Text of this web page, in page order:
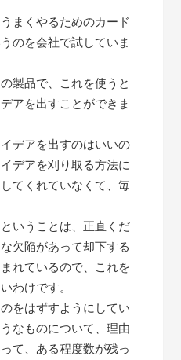
まくやるためのカード
のを会社で試していま
製品で、これを使うと
アを出すことができま
デアを出すのはいいの
デアを刈り取る方法に
てくれていなくて、毎
いうことは、正直くだ
欠陥があって却下する
れているので、これを
わけです。
をはずすようにしてい
なものについて、理由
て、ある程度数が残っ